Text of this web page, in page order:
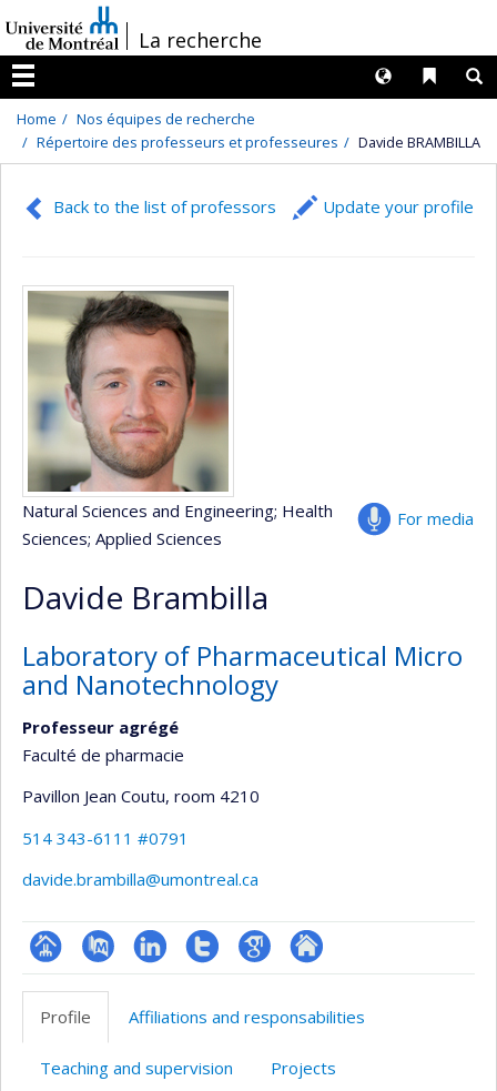
au
contenu
/La recherche
Menu
Liens
Langues
Home
Nos équipes de recherche
Répertoire des professeurs et professeures
Davide BRAMBILLA
Back to the list of professors Update your profile
For media
Natural Sciences and Engineering; Health
Sciences; Applied Sciences
Davide Brambilla
Laboratory of Pharmaceutical Micro
and Nanotechnology
Professeur agrégé
Faculté de pharmacie
Pavillon Jean Coutu, room 4210
514 343-6111 #0791
davide.brambilla@umontreal.ca
Page
professionnelle
PubMedLinkedInCompteGoogleAutre
Profile Affiliations and responsabilities
Teaching and supervision Projects